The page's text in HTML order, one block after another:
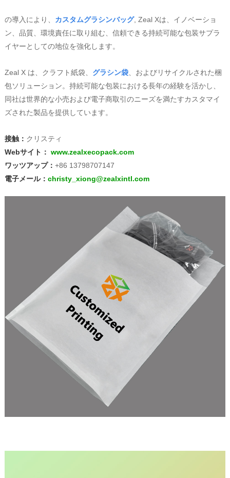
の導入により、 カスタムグラシンバッグ, Zeal Xは、イノベーショ
ン、品質、環境責任に取り組む、信頼できる持続可能な包装サプラ
イヤーとしての地位を強化します。
Zeal X は、クラフト紙袋、 グラシン袋、およびリサイクルされた梱
包ソリューション。持続可能な包装における長年の経験を活かし、
同社は世界的な小売および電子商取引のニーズを満たすカスタマイ
ズされた製品を提供しています。
接触： クリスティ
Webサイト： www.zealxecopack.com
ワッツアップ： +86 13798707147
電子メール： christy_xiong@zealxintl.com